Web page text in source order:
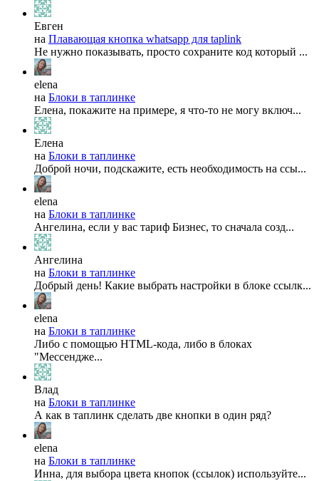
Евген
на Плавающая кнопка whatsapp для taplink
Не нужно показывать, просто сохраните код который ...
elena
на Блоки в таплинке
Елена, покажите на примере, я что-то не могу включ...
Елена
на Блоки в таплинке
Доброй ночи, подскажите, есть необходимость на ссы...
elena
на Блоки в таплинке
Ангелина, если у вас тариф Бизнес, то сначала созд...
Ангелина
на Блоки в таплинке
Добрый день! Какие выбрать настройки в блоке ссылк...
elena
на Блоки в таплинке
Либо с помощью HTML-кода, либо в блоках
"Мессендже...
Влад
на Блоки в таплинке
А как в таплинк сделать две кнопки в один ряд?
elena
на Блоки в таплинке
Инна, для выбора цвета кнопок (ссылок) используйте...